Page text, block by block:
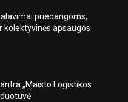
priedangoms,
kolektyvinės apsaugos
„Maisto Logistikos